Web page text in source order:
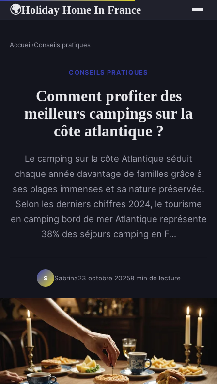
🌍Holiday Home In France
Accueil›Conseils pratiques
CONSEILS PRATIQUES
Comment profiter des
meilleurs campings sur la
côte atlantique ?
Le camping sur la côte Atlantique séduit
chaque année davantage de familles grâce à
ses plages immenses et sa nature préservée.
Selon les derniers chiffres 2024, le tourisme
en camping bord de mer Atlantique représente
38% des séjours camping en F...
S Sabrina23 octobre 20258 min de lecture